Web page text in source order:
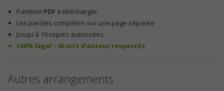
Partition PDF à télécharger
Les paroles complètes sur une page séparée
Jusqu'à 10 copies autorisées
100% légal – droits d’auteur respectés
Autres arrangements